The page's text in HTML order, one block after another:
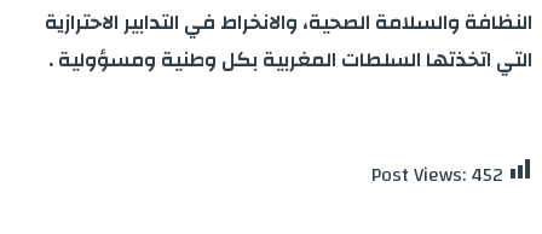
النظافة والسلامة الصحية، والانخراط في التدابير الاحترازية
التي اتخذتها السلطات المغربية بكل وطنية ومسؤولية .
Post Views:452